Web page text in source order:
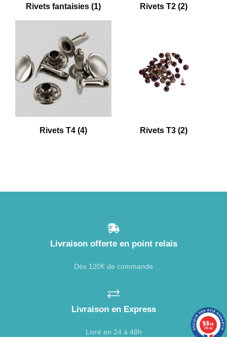
Rivets fantaisies(1) Rivets T2 (2)
Rivets T4(4) Rivets T3 (2)
Livraison offerte en point relais
Dès 120€ de commande
Livraison en Express
Livré en 24 à 48h
9.9/10
1387 avis